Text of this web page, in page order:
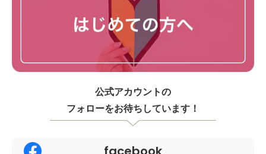
公式アカウントの
フォローをお待ちしています！